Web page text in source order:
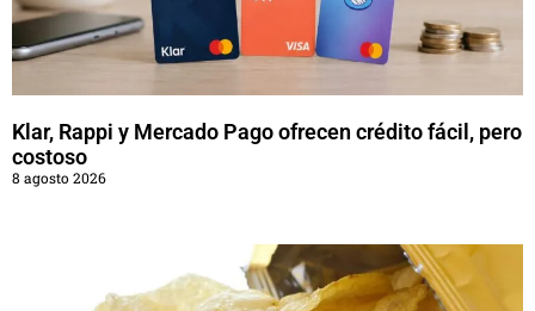
Klar, Rappi y Mercado Pago ofrecen crédito fácil, pero
costoso
8 agosto 2026